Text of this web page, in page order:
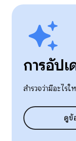
การอัป
สำรวจว่ามีอะไร
ดูข้